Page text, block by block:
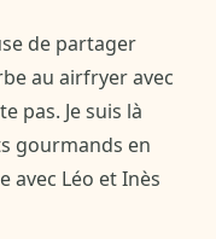
de partager
au airfryer avec
pas. Je suis là
gourmands en
avec Léo et Inès